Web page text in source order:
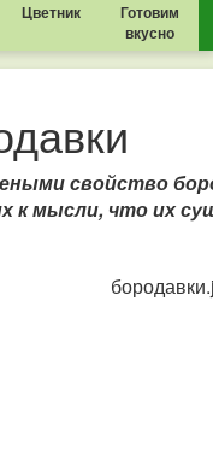
Цветник
Готовим
вкусно
свойство
к мысли, что их